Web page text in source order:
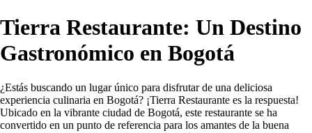
Tierra Restaurante: Un Destino
Gastronómico en Bogotá
¿Estás buscando un lugar único para disfrutar de una deliciosa
experiencia culinaria en Bogotá? ¡Tierra Restaurante es la respuesta!
Ubicado en la vibrante ciudad de Bogotá, este restaurante se ha
convertido en un punto de referencia para los amantes de la buena